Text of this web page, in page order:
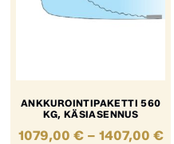
ANKKUROINTIPAKETTI 560
KG, KÄSIASENNUS
1079,00 € – 1407,00 €